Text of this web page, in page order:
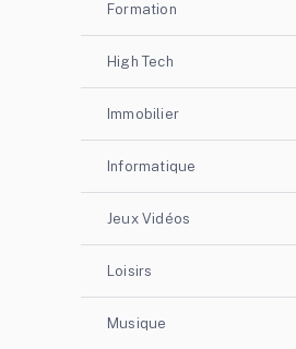
Formation
High Tech
Immobilier
Informatique
Jeux Vidéos
Loisirs
Musique